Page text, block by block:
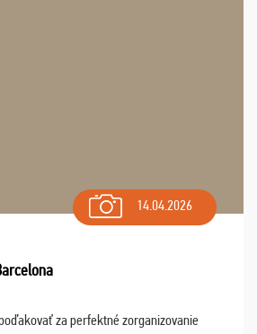
14.04.2026
za perfektné zorganizovanie